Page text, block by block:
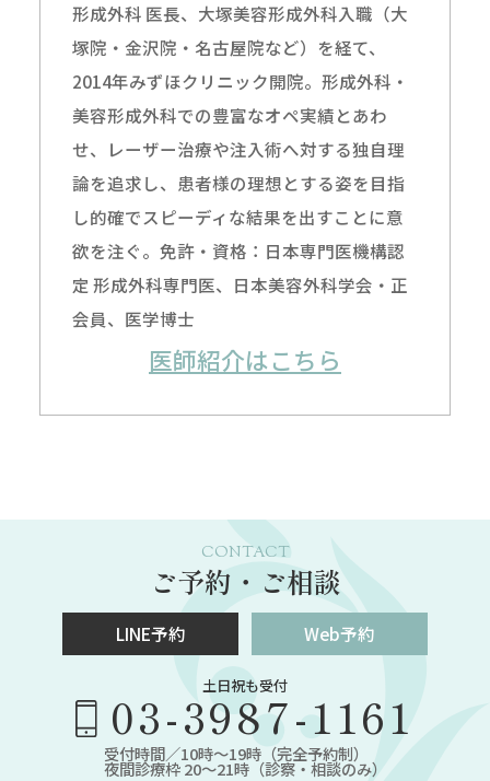
形成外科 医長、大塚美容形成外科入職（大
塚院・金沢院・名古屋院など）を経て、
2014年みずほクリニック開院。形成外科・
美容形成外科での豊富なオペ実績とあわ
せ、レーザー治療や注入術へ対する独自理
論を追求し、患者様の理想とする姿を目指
し的確でスピーディな結果を出すことに意
欲を注ぐ。免許・資格：日本専門医機構認
定 形成外科専門医、日本美容外科学会・正
会員、医学博士
医師紹介はこちら
CONTACT
ご予約・ご相談
LINE予約 Web予約
土日祝も受付
03-3987-1161
受付時間／10時～19時（完全予約制）
夜間診療枠 20～21時（診察・相談のみ）